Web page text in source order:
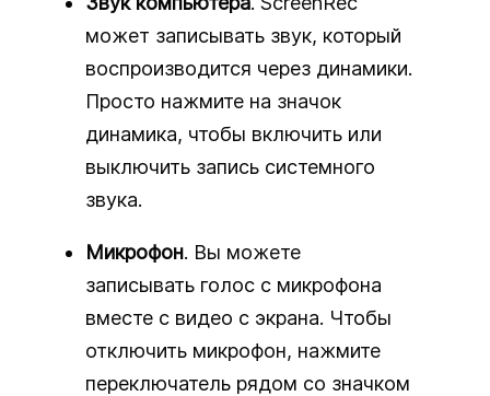
может записывать звук, который
воспроизводится через динамики.
Просто нажмите на значок
динамика, чтобы включить или
выключить запись системного
звука.
Микрофон. Вы можете
записывать голос с микрофона
вместе с видео с экрана. Чтобы
отключить микрофон, нажмите
переключатель рядом со значком